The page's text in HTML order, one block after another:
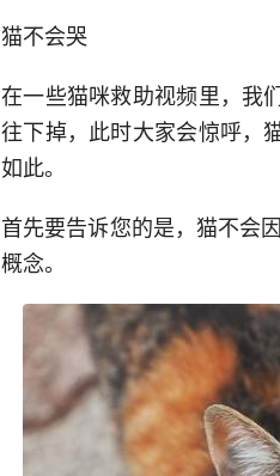
猫不会哭
在一些猫咪救助视频里，我
往下掉，此时大家会惊呼，
如此。
首先要告诉您的是，猫不会
概念。